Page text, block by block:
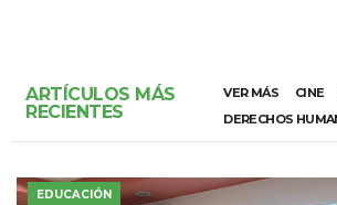
ARTÍCULOS MÁS
RECIENTES
VER MÁS CINE
DERECHOS
EDUCACIÓN